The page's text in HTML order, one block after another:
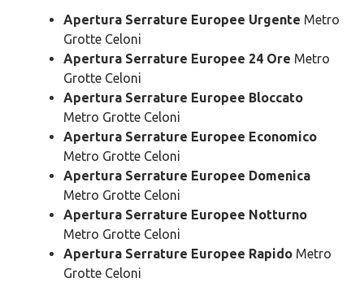
Apertura Serrature Europee Urgente Metro
Grotte Celoni
Apertura Serrature Europee 24 Ore Metro
Grotte Celoni
Apertura Serrature Europee Bloccato
Metro Grotte Celoni
Apertura Serrature Europee Economico
Metro Grotte Celoni
Apertura Serrature Europee Domenica
Metro Grotte Celoni
Apertura Serrature Europee Notturno
Metro Grotte Celoni
Apertura Serrature Europee Rapido Metro
Grotte Celoni